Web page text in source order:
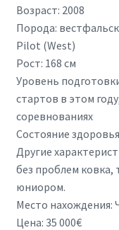
Возраст: 2008
Порода:
Pilot (West)
Рост: 168 см
Уровень
стартов в этом
соревнованиях
Состояние
Другие
без проблем ковка,
юниором.
Место нахождения:
Цена: 35 000€